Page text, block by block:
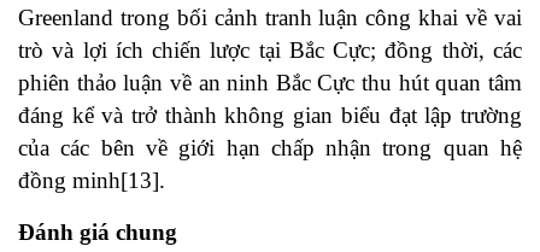
Greenland trong bối cảnh tranh luận công khai về vai
trò và lợi ích chiến lược tại Bắc Cực; đồng thời, các
phiên thảo luận về an ninh Bắc Cực thu hút quan tâm
đáng kể và trở thành không gian biểu đạt lập trường
của các bên về giới hạn chấp nhận trong quan hệ
đồng minh[13].
Đánh giá chung